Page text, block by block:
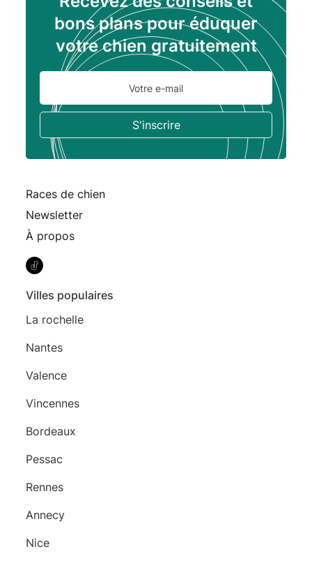
bons plans pour éduquer
votre chien gratuitement
Races de chien
Newsletter
À propos
Villes populaires
La rochelle
Nantes
Valence
Vincennes
Bordeaux
Pessac
Rennes
Annecy
Nice